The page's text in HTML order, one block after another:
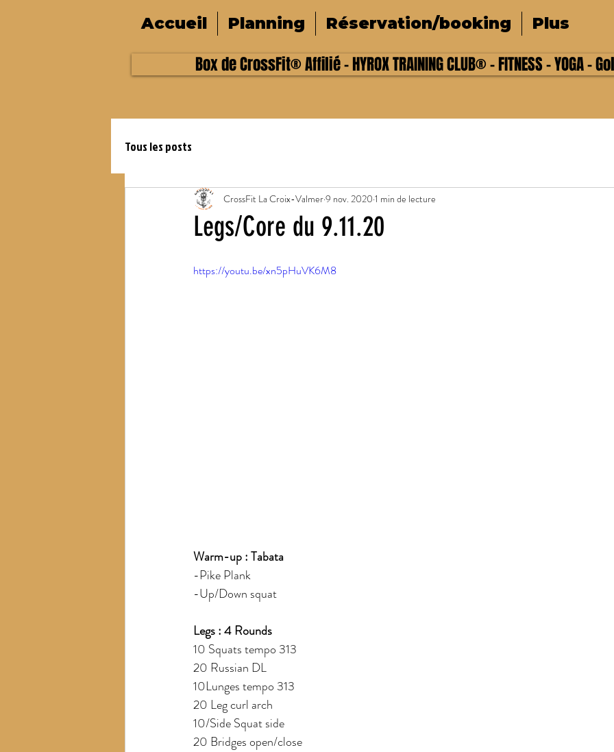
Accueil Planning Réservation/booking Plus
Box de CrossFit® Affilié - HYROX TRAINING CLUB® - FITNESS - YOGA -
Tous les posts
Legs/Core du 9.11.20
CrossFit La Croix-Valmer9 nov. 2020 1 min de lecture
https://youtu.be/xn5pHuVK6M8
Warm-up : Tabata
-Pike Plank
-Up/Down squat
Legs : 4 Rounds
10 Squats tempo 313
20 Russian DL
10Lunges tempo 313
20 Leg curl arch
10/Side Squat side
20 Bridges open/close